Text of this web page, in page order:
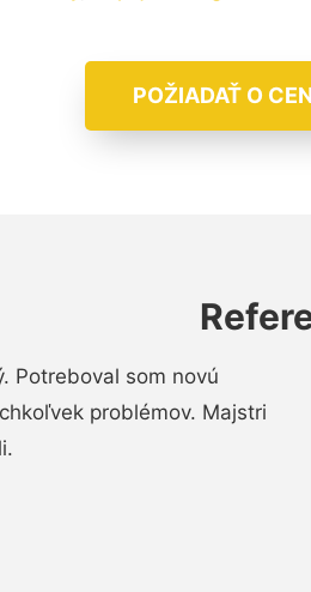
POŽIADAŤ O
Potreboval som novú
problémov. Majstri